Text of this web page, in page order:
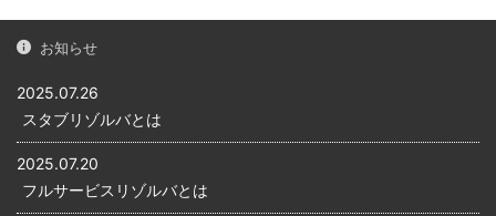
お知らせ
2025.07.26
スタブリゾルバとは
2025.07.20
フルサービスリゾルバとは